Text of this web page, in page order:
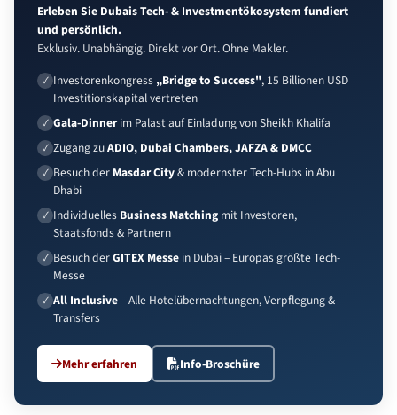
Erleben Sie Dubais Tech- & Investmentökosystem fundiert
und persönlich.
Exklusiv. Unabhängig. Direkt vor Ort. Ohne Makler.
Investorenkongress „Bridge to Success", 15 Billionen USD
Investitionskapital vertreten
Gala-Dinnerim Palast auf Einladung von Sheikh Khalifa
Zugang zuADIO, Dubai Chambers, JAFZA & DMCC
Besuch der Masdar City& modernster Tech-Hubs in Abu
Dhabi
Individuelles Business Matching mit Investoren,
Staatsfonds & Partnern
Besuch derGITEX Messe in Dubai – Europas größte Tech-
Messe
All Inclusive– Alle Hotelübernachtungen, Verpflegung &
Transfers
Mehr erfahren Info-Broschüre